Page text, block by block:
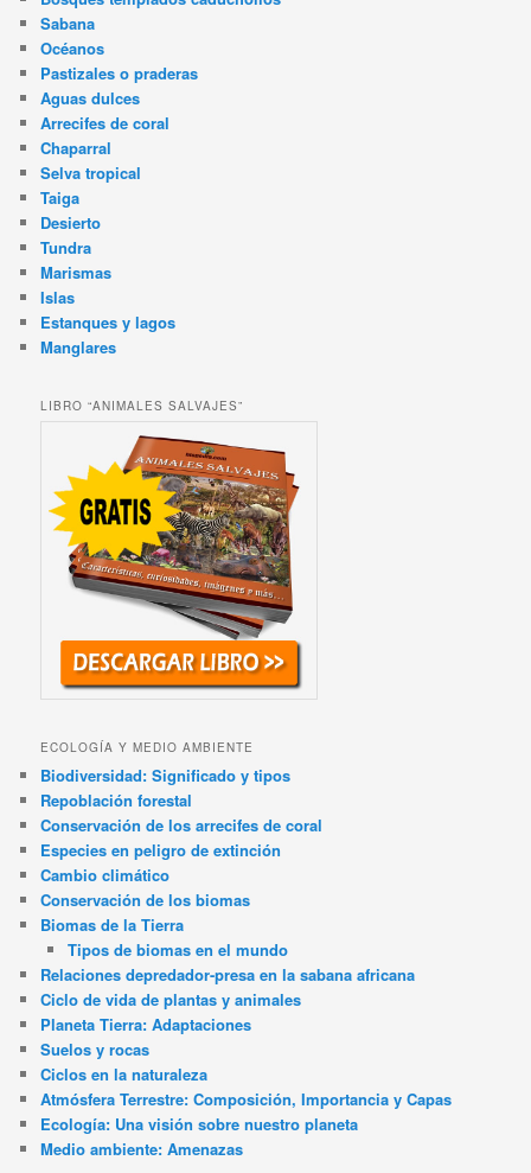
Sabana
Océanos
Pastizales o praderas
Aguas dulces
Arrecifes de coral
Chaparral
Selva tropical
Taiga
Desierto
Tundra
Marismas
Islas
Estanques y lagos
Manglares
LIBRO “ANIMALES SALVAJES”
ECOLOGÍA Y MEDIO AMBIENTE
Biodiversidad: Significado y tipos
Repoblación forestal
Conservación de los arrecifes de coral
Especies en peligro de extinción
Cambio climático
Conservación de los biomas
Biomas de la Tierra
Tipos de biomas en el mundo
Relaciones depredador-presa en la sabana africana
Ciclo de vida de plantas y animales
Planeta Tierra: Adaptaciones
Suelos y rocas
Ciclos en la naturaleza
Atmósfera Terrestre: Composición, Importancia y Capas
Ecología: Una visión sobre nuestro planeta
Medio ambiente: Amenazas